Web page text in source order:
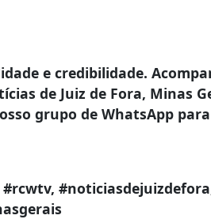
e credibilidade.
de Juiz de Fora, Minas
grupo de WhatsApp